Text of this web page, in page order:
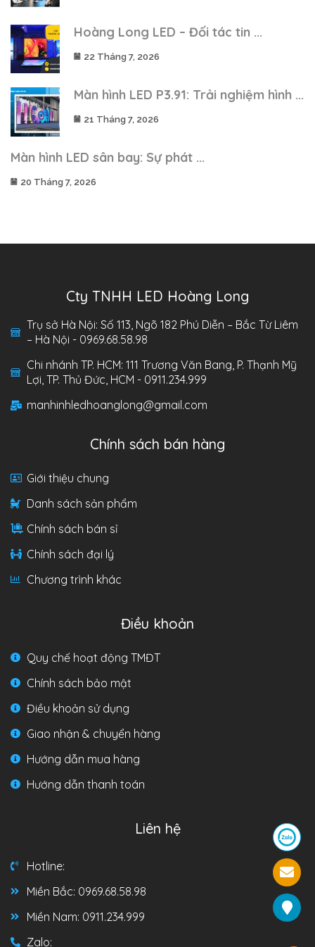
Hoàng Long LED – Đối tác tin ...
22 Tháng 7, 2026
Màn hình LED P3.91: Trải nghiệm hình ...
21 Tháng 7, 2026
Màn hình LED sân bay: Sự phát ...
20 Tháng 7, 2026
Cty TNHH LED Hoàng Long
Trụ sở Hà Nội: Số 113, Ngõ 182 Phú Diễn – Bắc Từ Liêm
– Hà Nội - 0969.68.58.98
Chi nhánh TP. HCM: 111 Trương Văn Bang, P. Thạnh Mỹ
Lợi, TP. Thủ Đức, HCM - 0911.234.999
manhinhledhoanglong@gmail.com
Chính sách bán hàng
Giới thiệu chung
Danh sách sản phẩm
Chính sách bán sỉ
Chính sách đại lý
Chương trình khác
Điều khoản
Quy chế hoạt động TMĐT
Chính sách bảo mật
Điều khoản sử dụng
Giao nhận & chuyển hàng
Hướng dẫn mua hàng
Hướng dẫn thanh toán
Liên hệ
Hotline:
Miền Bắc: 0969.68.58.98
Miền Nam: 0911.234.999
Zalo: